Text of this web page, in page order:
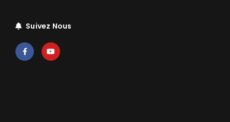
Suivez Nous